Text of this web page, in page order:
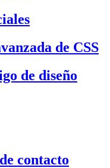
de CSS
de diseño
contacto